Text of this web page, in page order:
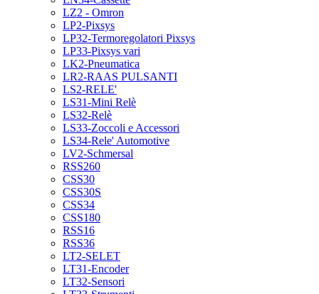
LZ2 - Omron
LP2-Pixsys
LP32-Termoregolatori Pixsys
LP33-Pixsys vari
LK2-Pneumatica
LR2-RAAS PULSANTI
LS2-RELE'
LS31-Mini Relè
LS32-Relè
LS33-Zoccoli e Accessori
LS34-Rele' Automotive
LV2-Schmersal
RSS260
CSS30
CSS30S
CSS34
CSS180
RSS16
RSS36
LT2-SELET
LT31-Encoder
LT32-Sensori